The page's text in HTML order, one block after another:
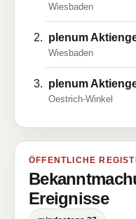
Wiesbaden
plenum
Wiesbaden
plenum
Oestrich-Winkel
ÖFFENTLICHE
Ereignisse